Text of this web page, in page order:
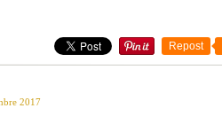
Repost
2017